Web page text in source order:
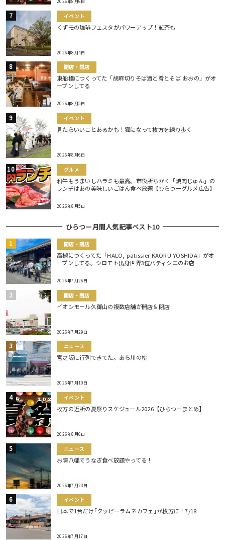
2026年8月6日
イベント
くずモの珈琲フェスタがパワーアップ！紅茶も
2026年8月4日
開店・閉店
東船橋につくってた「胡麻切りそば酒と肴とそば おおの」がオ
ープンしてる
2026年8月5日
イベント
見たらいいことあるかも！狐になって枚方を練り歩く
2026年8月6日
グルメ
和牛もうまいしハラミも最高。市役所ちかく「焼肉じゅん」の
ランチはあの美味しいごはん食べ放題【ひらつーグルメ広告】
2026年8月5日
ひらつー月間人気記事ベスト10
開店・閉店
高槻につくってた「HALO, patissier KAORU YOSHIDA」がオ
ープンしてる。シロモト出身世界3位パティシエのお店
2026年7月26日
開店・閉店
イオンモール久御山の複数店舗が開店＆閉店
2026年7月29日
ニュース
宮之阪に行列できてた。あら川の桃
2026年7月10日
イベント
枚方の近所の夏祭りスケジュール2026【ひらつーまとめ】
2026年8月6日
ニュース
お隣八幡でうなぎ食べ放題やってる！
2026年7月23日
イベント
日本で1台だけ｢クッピーラムネカフェ｣が枚方に！7/18
2026年7月17日